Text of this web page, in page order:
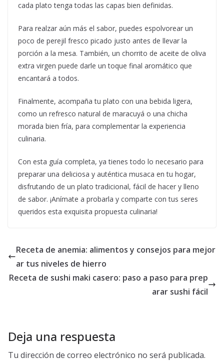
cada plato tenga todas las capas bien definidas.
Para realzar aún más el sabor, puedes espolvorear un
poco de perejil fresco picado justo antes de llevar la
porción a la mesa. También, un chorrito de aceite de oliva
extra virgen puede darle un toque final aromático que
encantará a todos.
Finalmente, acompaña tu plato con una bebida ligera,
como un refresco natural de maracuyá o una chicha
morada bien fría, para complementar la experiencia
culinaria.
Con esta guía completa, ya tienes todo lo necesario para
preparar una deliciosa y auténtica musaca en tu hogar,
disfrutando de un plato tradicional, fácil de hacer y lleno
de sabor. ¡Anímate a probarla y comparte con tus seres
queridos esta exquisita propuesta culinaria!
Receta de anemia: alimentos y consejos para mejor
ar tus niveles de hierro
Receta de sushi maki casero: paso a paso para prep
arar sushi fácil
Deja una respuesta
Tu dirección de correo electrónico no será publicada.